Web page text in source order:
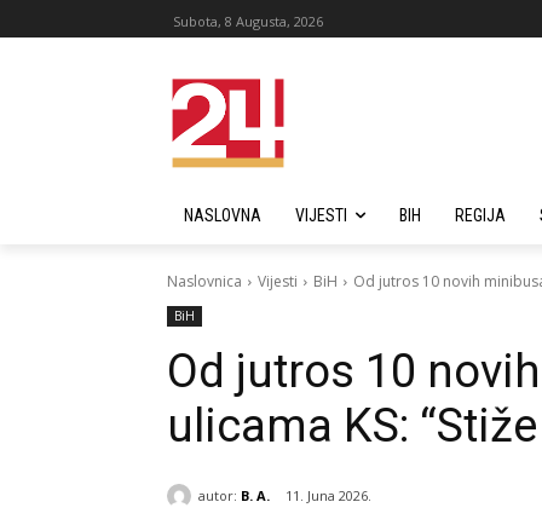
Subota, 8 Augusta, 2026
NASLOVNA VIJESTI BIH REGIJA
Naslovnica Vijesti BiH Od jutros 10 novih
BiH
Od jutros 10
ulicama KS:
autor: B. A. 11. Juna 2026.